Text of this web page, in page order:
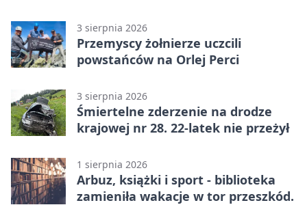
3 sierpnia 2026
Przemyscy żołnierze uczcili
powstańców na Orlej Perci
3 sierpnia 2026
Śmiertelne zderzenie na drodze
krajowej nr 28. 22-latek nie przeżył
1 sierpnia 2026
Arbuz, książki i sport - biblioteka
zamieniła wakacje w tor przeszkód.